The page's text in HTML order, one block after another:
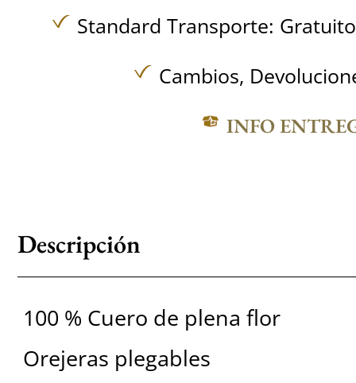
Standard Transporte:
Cambios,
INFO
Descripción
100 % Cuero de plena flor
Orejeras plegables